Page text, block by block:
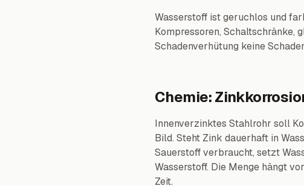
Wasserstoff ist geruchlos und
Kompressoren, Schaltschränke,
Schadenverhütung keine
Chemie:
Innenverzinktes Stahlrohr soll
Bild. Steht Zink dauerhaft in
Sauerstoff verbraucht, setzt
Wasserstoff. Die Menge hängt
Zeit.